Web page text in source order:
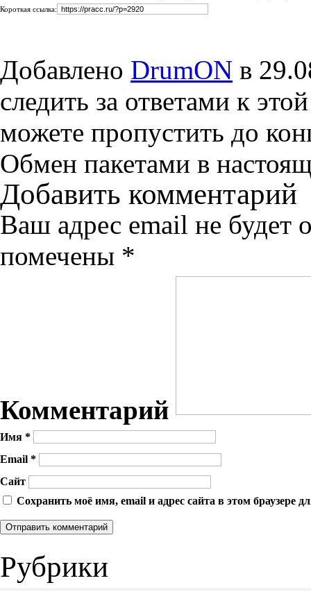
Короткая ссылка:
Добавлено DrumON в
следить за ответами к
можете пропустить до
Обмен пакетами в
Добавить комментарий
Ваш адрес email не будет
помечены *
Комментарий
Имя *
Email *
Сайт
Сохранить моё имя, email и адрес сайта в этом браузере
Рубрики